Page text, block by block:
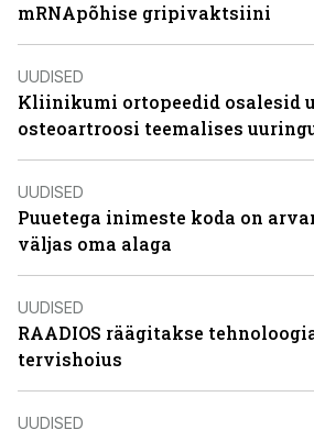
mRNApõhise gripivaktsiini
UUDISED
Kliinikumi ortopeedid osalesid
osteoartroosi teemalises
UUDISED
Puuetega inimeste koda on
väljas oma alaga
UUDISED
RAADIOS räägitakse
tervishoius
UUDISED